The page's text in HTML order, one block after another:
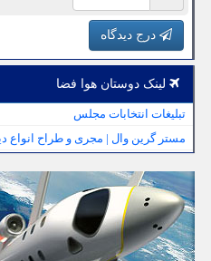
درج دیدگاه
لینک دوستان هوا فضا
تبلیغات انتخابات مجلس
مستر گرین وال | مجری و طراح انواع